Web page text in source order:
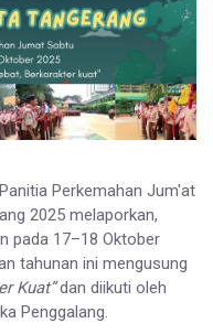
Perkemahan Jum'at
2025 melaporkan,
pada 17–18 Oktober
tahunan ini mengusung
Kuat”dan diikuti oleh
Penggalang.